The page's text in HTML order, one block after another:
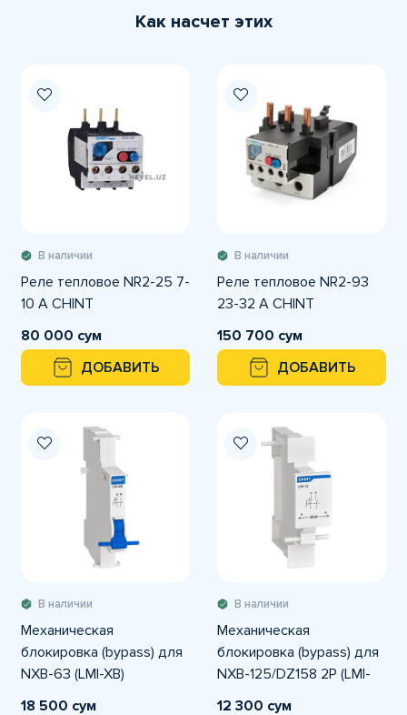
Как насчет этих
В наличии
Реле тепловое NR2-25 7-
10 A CHINT
80 000 сум
ДОБАВИТЬ
В наличии
Реле тепловое NR2-93
23-32 A CHINT
150 700 сум
ДОБАВИТЬ
В наличии
Механическая
блокировка (bypass) для
NXB-63 (LMI-XB)
18 500 сум
В наличии
Механическая
блокировка (bypass) для
NXB-125/DZ158 2P (LMI-
12)
12 300 сум